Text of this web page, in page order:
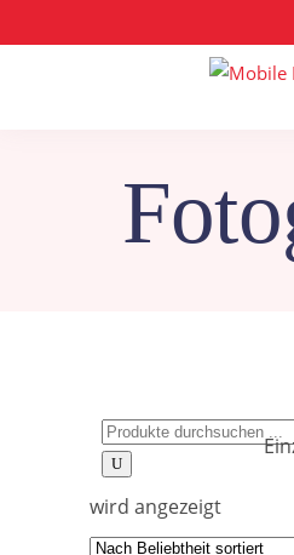
Search
for:
wird angezeigt